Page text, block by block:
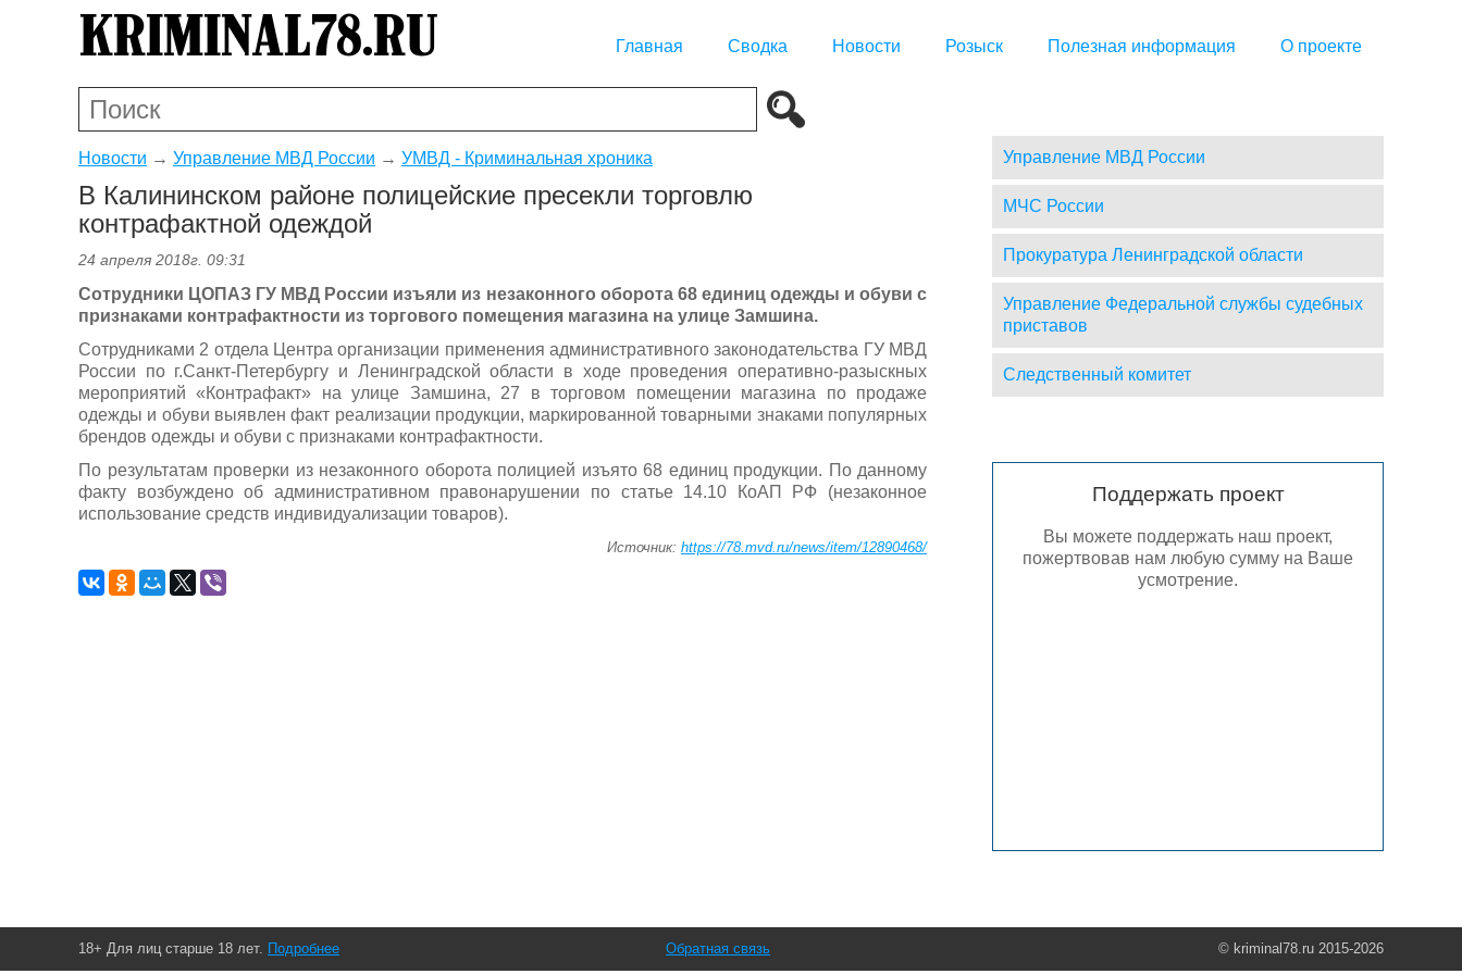
Главная Сводка Новости Розыск Полезная информация О проекте
Новости → Управление МВД России → УМВД - Криминальная хроника
В Калининском районе полицейские пресекли торговлю
контрафактной одеждой
24 апреля 2018г. 09:31
Сотрудники ЦОПАЗ ГУ МВД России изъяли из незаконного оборота 68 единиц одежды и обуви с
признаками контрафактности из торгового помещения магазина на улице Замшина.
Сотрудниками 2 отдела Центра организации применения административного законодательства ГУ МВД
России по г.Санкт-Петербургу и Ленинградской области в ходе проведения оперативно-разыскных
мероприятий «Контрафакт» на улице Замшина, 27 в торговом помещении магазина по продаже
одежды и обуви выявлен факт реализации продукции, маркированной товарными знаками популярных
брендов одежды и обуви с признаками контрафактности.
По результатам проверки из незаконного оборота полицией изъято 68 единиц продукции. По данному
факту возбуждено об административном правонарушении по статье 14.10 КоАП РФ (незаконное
использование средств индивидуализации товаров).
Источник: https://78.mvd.ru/news/item/12890468/
Управление МВД России
МЧС России
Прокуратура Ленинградской области
Управление Федеральной службы судебных
приставов
Следственный комитет
Поддержать проект
Вы можете поддержать наш проект,
пожертвовав нам любую сумму на Ваше
усмотрение.
18+ Для лиц старше 18 лет. Подробнее © kriminal78.ru 2015-2026
Обратная связь